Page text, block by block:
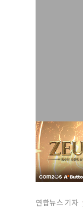
연합뉴스 기자